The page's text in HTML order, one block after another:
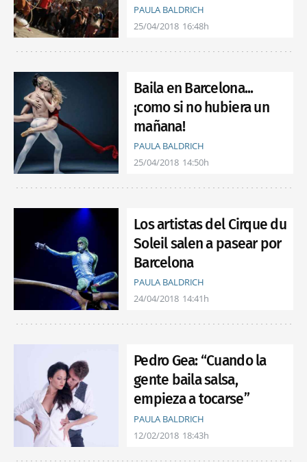
PAULA BALDRICH
25/04/2018 16:48h
Baila en Barcelona...
¡como si no hubiera un
mañana!
PAULA BALDRICH
25/04/2018 14:50h
Los artistas del Cirque du
Soleil salen a pasear por
Barcelona
PAULA BALDRICH
24/04/2018 14:41h
Pedro Gea: “Cuando la
gente baila salsa,
empieza a tocarse”
PAULA BALDRICH
12/02/2018 18:43h